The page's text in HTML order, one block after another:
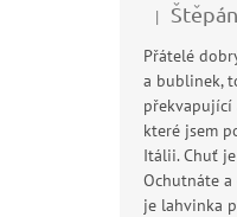
Hodnocení
| Štěpán
Přátelé
a bublinek,
překvapující
které jsem
Itálii. Chuť
Ochutnáte
je lahvinka